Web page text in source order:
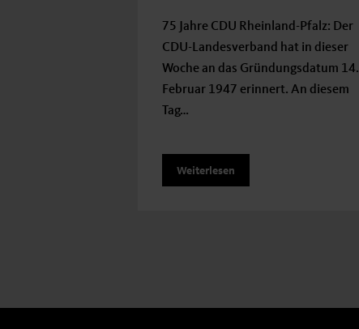
75 Jahre CDU Rheinland-Pfalz: Der
CDU-Landesverband hat in dieser
Woche an das Gründungsdatum 14.
Februar 1947 erinnert. An diesem
Tag…
Weiterlesen